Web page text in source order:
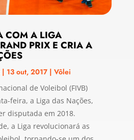
COM A LIGA
PRIX E CRIA A
| 13 out, 2017| Vôlei
de Voleibol (FIVB)
feira, a Liga das Nações,
disputada em 2018.
a Liga revolucionará as